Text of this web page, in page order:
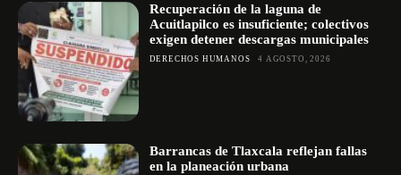
Recuperación de la laguna de
Acuitlapilco es insuficiente; colectivos
exigen detener descargas municipales
DERECHOS HUMANOS 4 AGOSTO, 2026
Barrancas de Tlaxcala reflejan fallas
en la planeación urbana